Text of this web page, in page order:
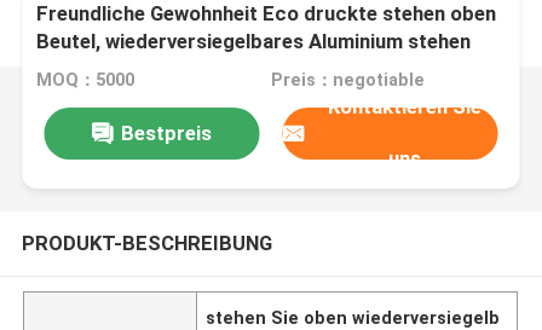
Freundliche Gewohnheit Eco druckte stehen oben
Beutel, wiederversiegelbares Aluminium stehen
oben Tasche
MOQ：5000 Preis：negotiable
Bestpreis
Kontaktieren Sie
uns
PRODUKT-BESCHREIBUNG
stehen Sie oben wiederversiegelb